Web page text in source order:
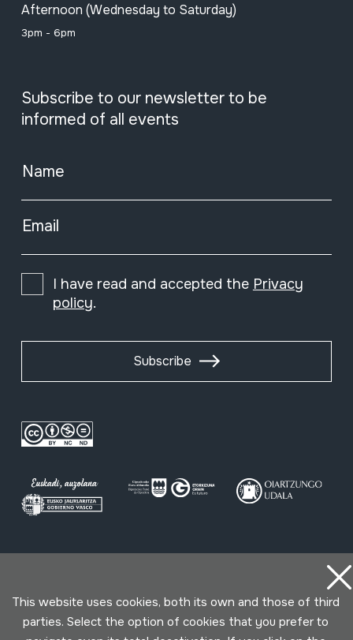
Afternoon (Wednesday to Saturday)
3pm - 6pm
Subscribe to our newsletter to be
informed of all events
Name
Email
I have read and accepted the Privacy
policy.
Subscribe
Developed by Lotura
This website uses cookies, both its own and those of third
parties. Select the option of cookies that you prefer to